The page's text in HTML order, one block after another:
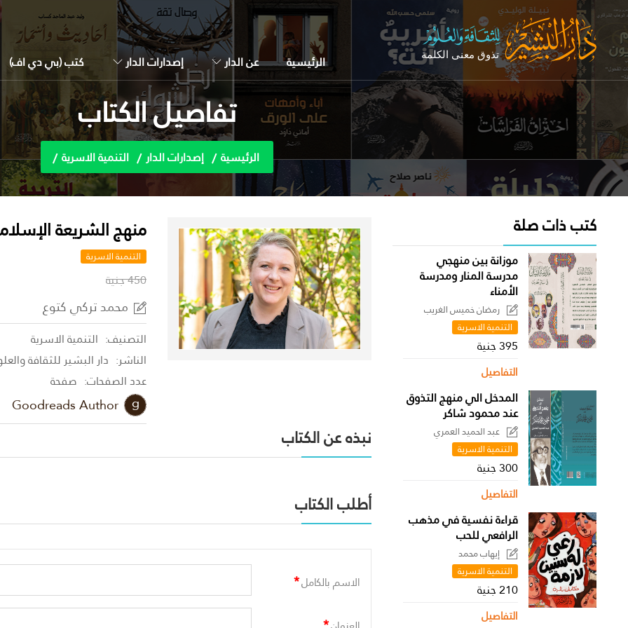
الرئيسية عن الدار إصدارات الدار كتب (بي دي اف)
تفاصيل الكتاب
الرئيسية إصدارات الدار التنمية الاسرية
كتب ذات صلة
موزانة بين منهجي
مدرسة المنار ومدرسة
الأمناء
رمضان خميس الغريب
التنمية الاسرية
395 جنية
التفاصيل
المدخل الي منهج التذوق
عند محمود شاكر
عبد الحميد العمري
التنمية الاسرية
300 جنية
التفاصيل
قراءة نفسية في مذهب
الرافعي للحب
إيهاب محمد
التنمية الاسرية
210 جنية
التفاصيل
منهج الشريعة
التنمية الاسرية
450 جنية
محمد تركي كتوع
التصنيف: التنمية الاسرية
الناشر: دار البشير للثقافة
عدد الصفحات: صفحة
Goodreads Author
نبذه عن الكتاب
أطلب الكتاب
الاسم بالكامل*